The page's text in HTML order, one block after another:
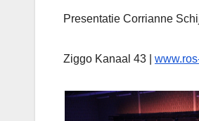
Presentatie Corrianne
Ziggo Kanaal 43 |